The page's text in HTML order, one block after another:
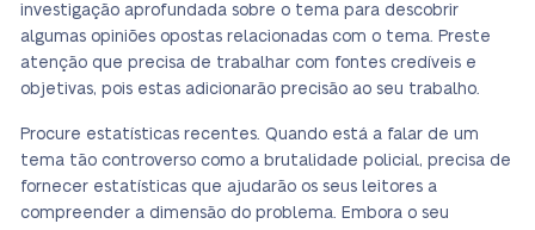
investigação aprofundada sobre o tema para descobrir
algumas opiniões opostas relacionadas com o tema. Preste
atenção que precisa de trabalhar com fontes credíveis e
objetivas, pois estas adicionarão precisão ao seu trabalho.
Procure estatísticas recentes. Quando está a falar de um
tema tão controverso como a brutalidade policial, precisa de
fornecer estatísticas que ajudarão os seus leitores a
compreender a dimensão do problema. Embora o seu